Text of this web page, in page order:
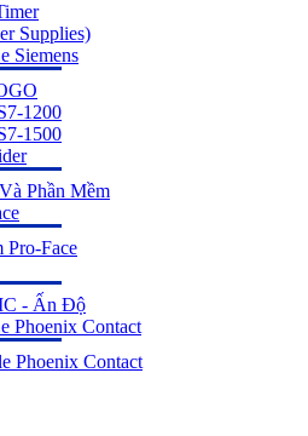
Supplies)
Siemens
1200
1500
Phần Mềm
Pro-Face
- Ấn Độ
Phoenix Contact
Phoenix Contact